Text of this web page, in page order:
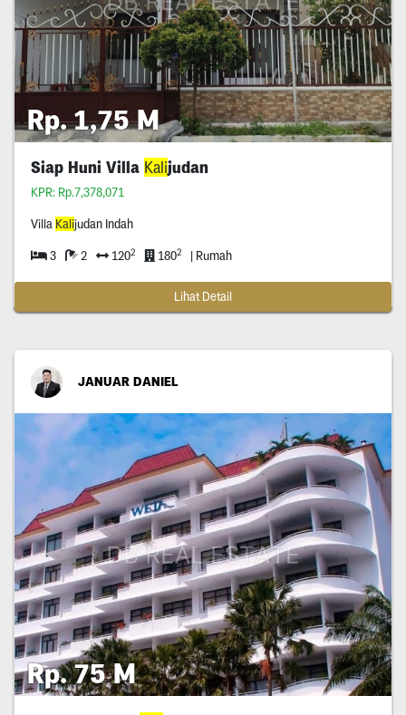
Rp. 1,75 M
Siap Huni Villa Kalijudan
KPR: Rp.7,378,071
Villa Kalijudan Indah
3 2 1202 1802 | Rumah
Lihat Detail
JANUAR DANIEL
Rp. 75 M